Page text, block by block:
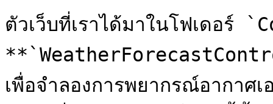
ตัวเว็บที่เราได้มาในโฟเดอ
เพื่อจำลองการพยากรณ์อากาศ